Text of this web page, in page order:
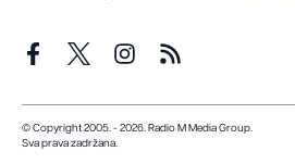
© Copyright 2005. - 2026. Radio M Media Group.
Sva prava zadržana.